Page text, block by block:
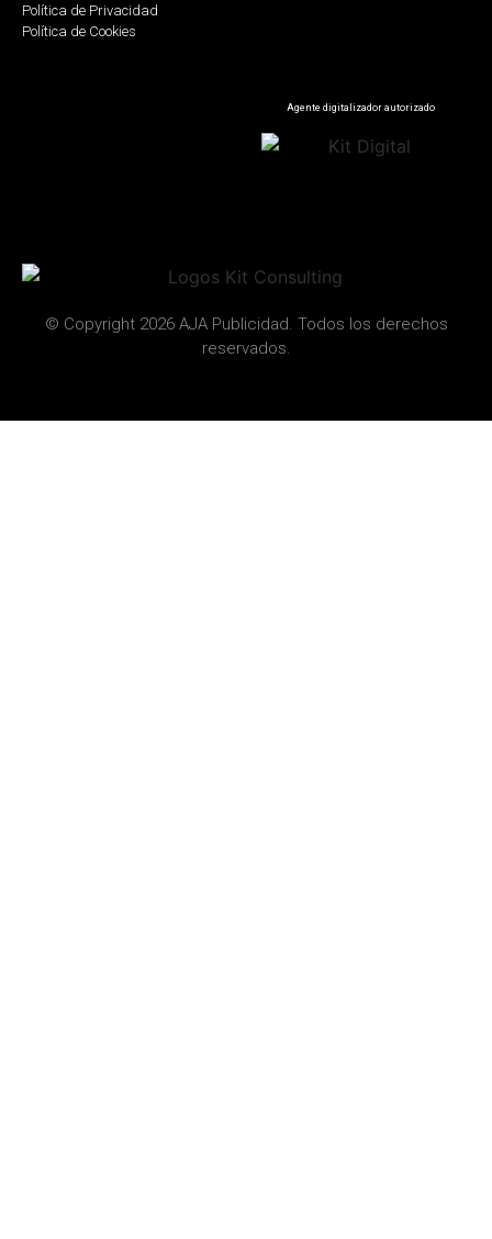
Política de Privacidad
Política de Cookies
Agente digitalizador autorizado
© Copyright 2026 AJA Publicidad. Todos los derechos
reservados.